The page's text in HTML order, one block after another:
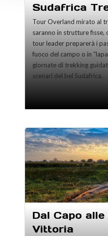
Sudafrica
Tour Overland mirato al
saranno in strutture fisse,
tour leader preparerà i
fuoco del campo o in
giornate di trekking
scenari del bel Sudafrica.
Dal Capo
Vittoria